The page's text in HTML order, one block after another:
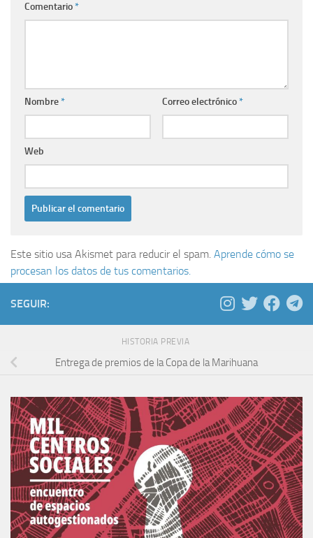
Comentario*
Nombre* Correo electrónico*
Web
Este sitio usa Akismet para reducir el spam. Aprende cómo se
procesan los datos de tus comentarios.
SEGUIR:
HISTORIA PREVIA
Entrega de premios de la Copa de la Marihuana